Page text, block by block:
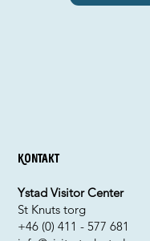
Kontakt
Ystad Visitor Center
St Knuts torg
+46 (0) 411 - 577 681